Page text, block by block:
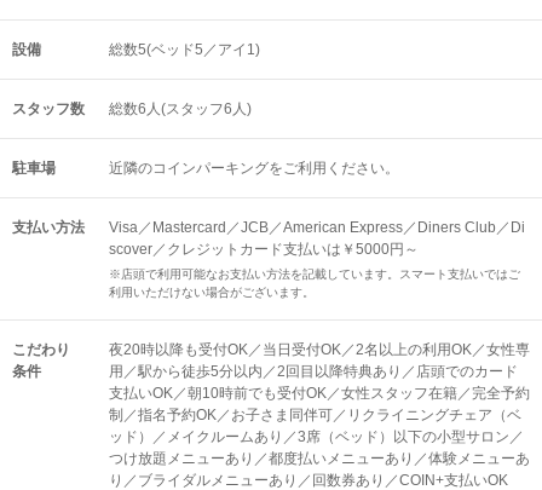
設備 総数5(ベッド5／アイ1)
スタッフ数 総数6人(スタッフ6人)
駐車場 近隣のコインパーキングをご利用ください。
支払い方法
Visa／Mastercard／JCB／American Express／Diners Club／Di
scover／クレジットカード支払いは￥5000円～
※店頭で利用可能なお支払い方法を記載しています。スマート支払いではご
利用いただけない場合がございます。
こだわり
条件
夜20時以降も受付OK／当日受付OK／2名以上の利用OK／女性専
用／駅から徒歩5分以内／2回目以降特典あり／店頭でのカード
支払いOK／朝10時前でも受付OK／女性スタッフ在籍／完全予約
制／指名予約OK／お子さま同伴可／リクライニングチェア（ベ
ッド）／メイクルームあり／3席（ベッド）以下の小型サロン／
つけ放題メニューあり／都度払いメニューあり／体験メニューあ
り／ブライダルメニューあり／回数券あり／COIN+支払いOK